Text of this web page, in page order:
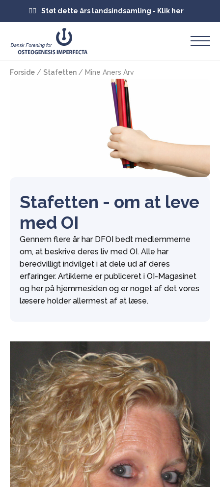
Støt dette års landsindsamling - Klik her
Forside / Stafetten / Mine Aners Arv
Stafetten - om at leve
med OI
Gennem flere år har DFOI bedt medlemmerne
om, at beskrive deres liv med OI. Alle har
beredvilligt indvilget i at dele ud af deres
erfaringer. Artiklerne er publiceret i OI-Magasinet
og her på hjemmesiden og er noget af det vores
læsere holder allermest af at læse.